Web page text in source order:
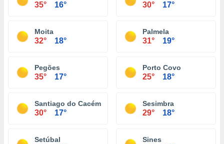
35° 16° 30° 17°
Moita
32° 18°
Palmela
31° 19°
Pegões
35° 17°
Porto Covo
25° 18°
Santiago do Cacém
30° 17°
Sesimbra
29° 18°
Setúbal Sines